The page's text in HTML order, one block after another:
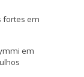
fortes em
em